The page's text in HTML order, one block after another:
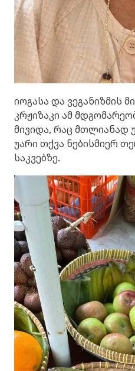
იოგასა და ვეგანიზმის
კრჟიზაკი ამ
მივიდა, რაც მთლიანად
უარი თქვა ნებისმიერ
საკვებზე.